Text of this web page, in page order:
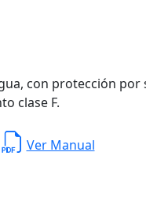
con protección por
clase F.
Ver Manual